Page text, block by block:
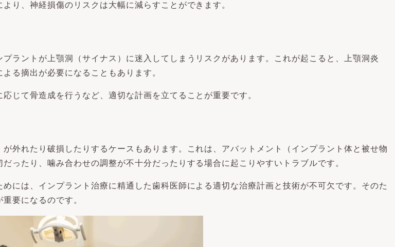
り、神経損傷のリスクは大幅に減らすことができます。
プラントが上顎洞（サイナス）に迷入してしまうリスクがあります。これが起こると、上顎洞炎
る摘出が必要になることもあります。
応じて骨造成を行うなど、適切な計画を立てることが重要です。
外れたり破損したりするケースもあります。これは、アバットメント（インプラント体と被せ物
ったり、噛み合わせの調整が不十分だったりする場合に起こりやすいトラブルです。
には、インプラント治療に精通した歯科医師による適切な治療計画と技術が不可欠です。そのた
要になるのです。